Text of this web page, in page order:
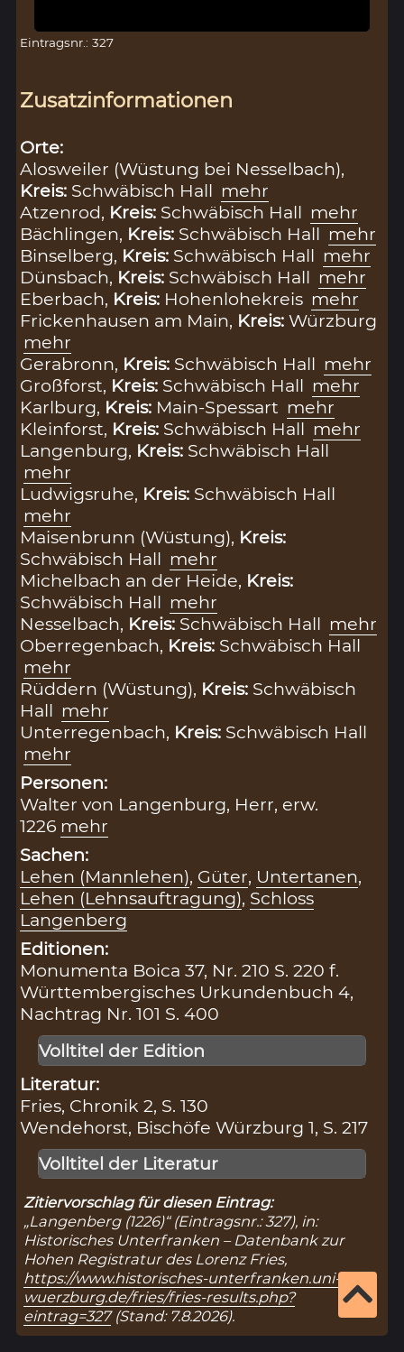
Eintragsnr.: 327
Zusatzinformationen
Orte:
Alosweiler (Wüstung bei Nesselbach),
Kreis: Schwäbisch Hall mehr
Atzenrod, Kreis: Schwäbisch Hall mehr
Bächlingen, Kreis: Schwäbisch Hall mehr
Binselberg, Kreis: Schwäbisch Hall mehr
Dünsbach, Kreis: Schwäbisch Hall mehr
Eberbach, Kreis: Hohenlohekreis mehr
Frickenhausen am Main, Kreis:Würzburg
mehr
Gerabronn, Kreis: Schwäbisch Hall mehr
Großforst, Kreis: Schwäbisch Hall mehr
Karlburg, Kreis: Main-Spessart mehr
Kleinforst, Kreis: Schwäbisch Hall mehr
Langenburg, Kreis: Schwäbisch Hall
mehr
Ludwigsruhe, Kreis: Schwäbisch Hall
mehr
Maisenbrunn (Wüstung), Kreis:
Schwäbisch Hall mehr
Michelbach an der Heide, Kreis:
Schwäbisch Hall mehr
Nesselbach, Kreis: Schwäbisch Hall mehr
Oberregenbach, Kreis: Schwäbisch Hall
mehr
Rüddern (Wüstung), Kreis: Schwäbisch
Hall mehr
Unterregenbach, Kreis: Schwäbisch Hall
mehr
Personen:
Walter von Langenburg, Herr, erw.
1226 mehr
Sachen:
Lehen (Mannlehen), Güter, Untertanen,
Lehen (Lehnsauftragung), Schloss
Langenberg
Editionen:
Monumenta Boica 37, Nr. 210 S. 220 f.
Württembergisches Urkundenbuch 4,
Nachtrag Nr. 101 S. 400
Volltitel der Edition
Literatur:
Fries, Chronik 2, S. 130
Wendehorst, Bischöfe Würzburg 1, S. 217
Volltitel der Literatur
Zitiervorschlag für diesen Eintrag:
„Langenberg (1226)“ (Eintragsnr.: 327), in:
Historisches Unterfranken – Datenbank zur
Hohen Registratur des Lorenz Fries,
https://www.historisches-unterfranken.uni-
wuerzburg.de/fries/fries-results.php?
eintrag=327(Stand: 7.8.2026).